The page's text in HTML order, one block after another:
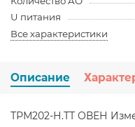
U питания
Все характеристики
Описание
ТРМ202-Н.ТТ ОВЕН